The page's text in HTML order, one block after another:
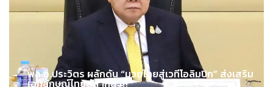
พล.อ.ประวิตร ผลักดัน “มวยไทยสู่เวทีโอลิมปิก” ส่งเสริม
เอกลักษณ์ไทยสู่สากล !!!